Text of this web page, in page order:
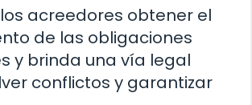
acreedores obtener el
de las obligaciones
y brinda una vía legal
conflictos y garantizar